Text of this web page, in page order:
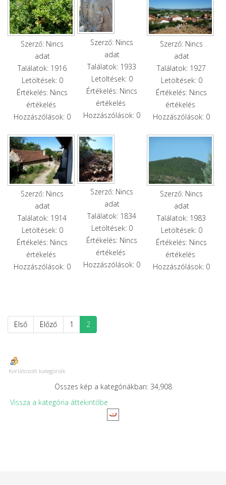
Szerző: Nincs
adat
Találatok: 1916
Letöltések: 0
Értékelés: Nincs
értékelés
Hozzászólások: 0
Szerző: Nincs
adat
Találatok: 1933
Letöltések: 0
Értékelés: Nincs
értékelés
Hozzászólások: 0
Szerző: Nincs
adat
Találatok: 1927
Letöltések: 0
Értékelés: Nincs
értékelés
Hozzászólások: 0
Szerző: Nincs
adat
Találatok: 1914
Letöltések: 0
Értékelés: Nincs
értékelés
Hozzászólások: 0
Szerző: Nincs
adat
Találatok: 1834
Letöltések: 0
Értékelés: Nincs
értékelés
Hozzászólások: 0
Szerző: Nincs
adat
Találatok: 1983
Letöltések: 0
Értékelés: Nincs
értékelés
Hozzászólások: 0
Első Előző 1 2
Korlátozott kategóriák
Összes kép a kategóriákban: 34,908
Vissza a kategória áttekintőbe